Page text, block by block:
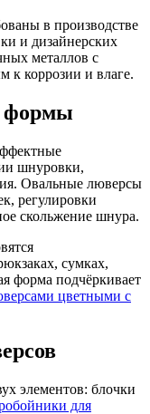
в производстве
и дизайнерских
металлов с
к коррозии и влаге.
формы
шнуровки,
Овальные люверсы
регулировки
скольжение шнура.
сумках,
форма подчёркивает
цветными с
элементов: блочки
для